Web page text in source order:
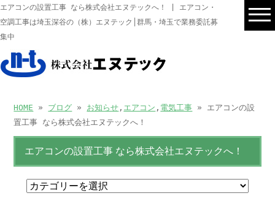
エアコンの設置工事 なら株式会社エヌテックへ！ | エアコン・
空調工事は埼玉深谷の（株）エヌテック│群馬・埼玉で業務委託募
集中
HOME » ブログ » お知らせ , エアコン , 電気工事 » エアコンの設
置工事 なら株式会社エヌテックへ！
エアコンの設置工事 なら株式会社エヌテックへ！